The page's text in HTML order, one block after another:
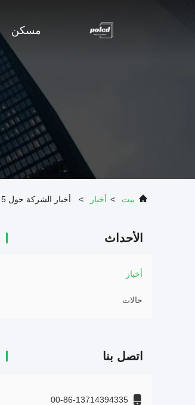
مسكن
بيت > أخبار > أخبار الشركة حول Polcd 5 بوصة TFT ناقل 800 * 480 شاشة LCD
الأحداث
أخبار
حالات
اتصل بنا
00-86-13714394335